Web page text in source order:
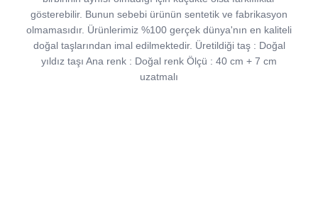
gösterebilir. Bunun sebebi ürünün sentetik ve fabrikasyon
olmamasıdır. Ürünlerimiz %100 gerçek dünya'nın en kaliteli
doğal taşlarından imal edilmektedir. Üretildiği taş : Doğal
yıldız taşı Ana renk : Doğal renk Ölçü : 40 cm + 7 cm
uzatmalı